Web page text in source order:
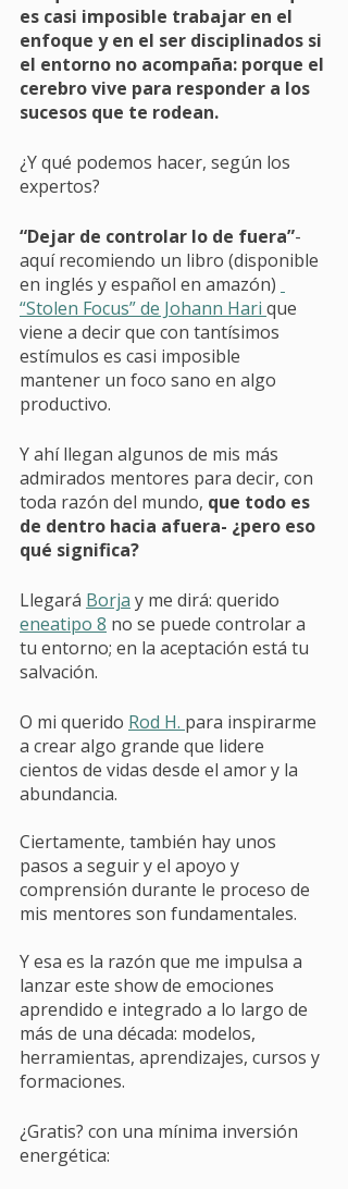
es casi imposible trabajar en el
enfoque y en el ser disciplinados si
el entorno no acompaña: porque el
cerebro vive para responder a los
sucesos que te rodean.
¿Y qué podemos hacer, según los
expertos?
“Dejar de controlar lo de fuera”-
aquí recomiendo un libro (disponible
en inglés y español en amazón)
“Stolen Focus” de Johann Hari que
viene a decir que con tantísimos
estímulos es casi imposible
mantener un foco sano en algo
productivo.
Y ahí llegan algunos de mis más
admirados mentores para decir, con
toda razón del mundo, que todo es
de dentro hacia afuera- ¿pero eso
qué significa?
Llegará Borja y me dirá: querido
eneatipo 8 no se puede controlar a
tu entorno; en la aceptación está tu
salvación.
O mi querido Rod H. para inspirarme
a crear algo grande que lidere
cientos de vidas desde el amor y la
abundancia.
Ciertamente, también hay unos
pasos a seguir y el apoyo y
comprensión durante le proceso de
mis mentores son fundamentales.
Y esa es la razón que me impulsa a
lanzar este show de emociones
aprendido e integrado a lo largo de
más de una década: modelos,
herramientas, aprendizajes, cursos y
formaciones.
¿Gratis? con una mínima inversión
energética: